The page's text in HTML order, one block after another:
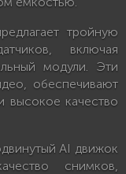
тройную
включая
модули. Эти
обеспечивают
высокое качество
AI движок
снимков,